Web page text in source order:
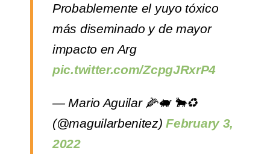
Probablemente el yuyo tóxico
más diseminado y de mayor
impacto en Arg
pic.twitter.com/ZcpgJRxrP4
— Mario Aguilar 🌽🐖 🐂♻️
(@maguilarbenitez)February 3,
2022